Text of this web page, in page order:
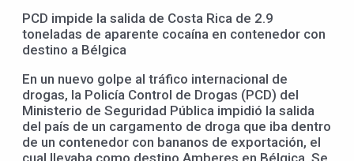
PCD impide la salida de Costa Rica de 2.9
toneladas de aparente cocaína en contenedor con
destino a Bélgica
En un nuevo golpe al tráfico internacional de
drogas, la Policía Control de Drogas (PCD) del
Ministerio de Seguridad Pública impidió la salida
del país de un cargamento de droga que iba dentro
de un contenedor con bananos de exportación, el
cual llevaba como destino Amberes en Bélgica. Se